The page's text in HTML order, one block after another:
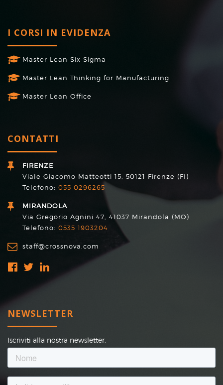
I CORSI IN EVIDENZA
Master Lean Six Sigma
Master Lean Thinking for Manufacturing
Master Lean Office
CONTATTI
FIRENZE
Viale Giacomo Matteotti 15, 50121 Firenze (FI)
Telefono: 055 0296265
MIRANDOLA
Via Gregorio Agnini 47, 41037 Mirandola (MO)
Telefono: 0535 1903204
staff@crossnova.com
NEWSLETTER
Iscriviti alla nostra newsletter.